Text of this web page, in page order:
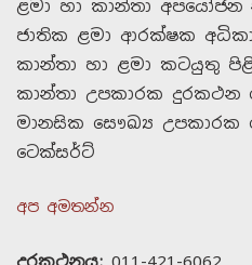
ළමා හා කාන්තා අපයෝජන
ජාතික ළමා ආරක්ෂක
කාන්තා හා ළමා කටයුතු
කාන්තා උපකාරක දුරකථන
මානසික සෞඛ්‍ය උපකාරක
ටෙක්සර්ට්
අප අමතන්න